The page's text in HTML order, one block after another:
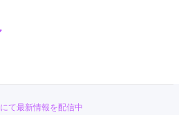
ュート クール
ト特集
て最新情報を配信中